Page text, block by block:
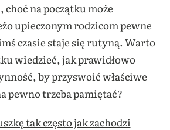
na początku może
upieczonym rodzicom pewne
czasie staje się rutyną. Warto
wiedzieć, jak prawidłowo
by przyswoić właściwe
pewno trzeba pamiętać?
tak często jak zachodzi